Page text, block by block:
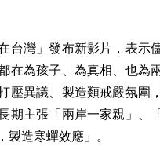
台灣」發布新影片，表示
在為孩子、為真相、也為
壓異議、製造類戒嚴氛圍
期主張「兩岸一家親」、
造寒蟬效應」。